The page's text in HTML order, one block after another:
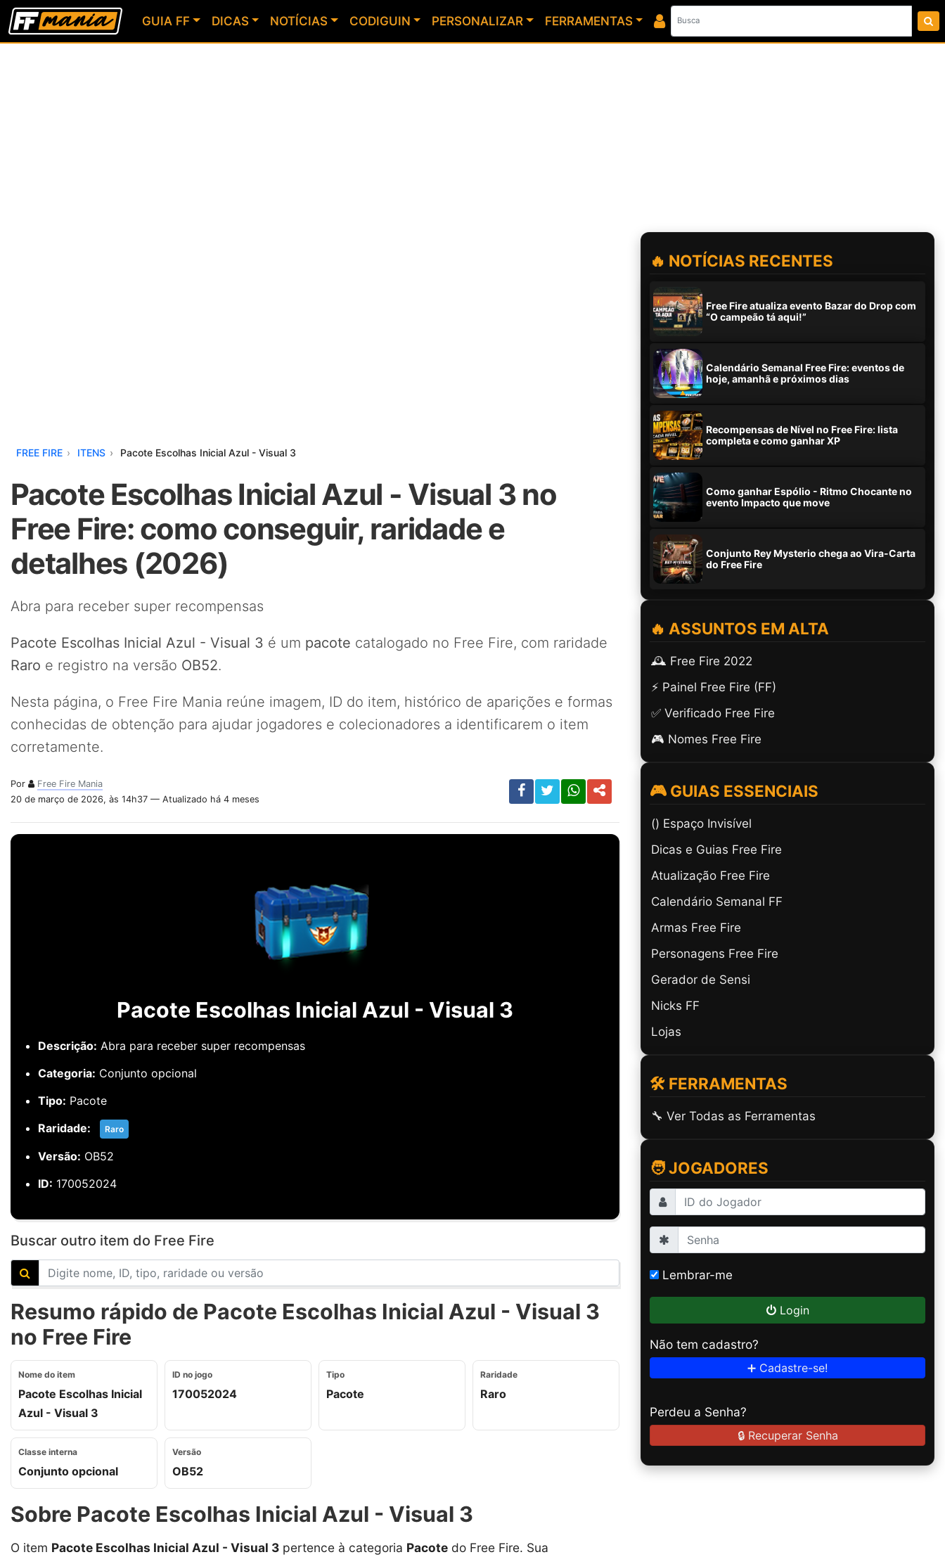
GUIA FF DICAS NOTÍCIAS CODIGUIN PERSONALIZAR FERRAMENTAS
FREE FIRE ITENS Pacote Escolhas Inicial Azul - Visual 3
Pacote Escolhas Inicial Azul - Visual 3 no
Free Fire: como conseguir, raridade e
detalhes (2026)
Abra para receber super recompensas
Pacote Escolhas Inicial Azul - Visual 3 é um pacote catalogado no Free Fire, com raridade
Raro e registro na versão OB52.
Nesta página, o Free Fire Mania reúne imagem, ID do item, histórico de aparições e formas
conhecidas de obtenção para ajudar jogadores e colecionadores a identificarem o item
corretamente.
Por
Free Fire Mania
20 de março de 2026, às 14h37 — Atualizado há 4 meses
Pacote Escolhas Inicial Azul - Visual 3
Descrição: Abra para receber super recompensas
Categoria: Conjunto opcional
Tipo: Pacote
Raridade:
Raro
Versão: OB52
ID: 170052024
Buscar outro item do Free Fire
Resumo rápido de Pacote Escolhas Inicial Azul - Visual 3
no Free Fire
Nome do item
Pacote Escolhas Inicial
Azul - Visual 3
ID no jogo
170052024
Tipo
Pacote
Raridade
Raro
Classe interna
Conjunto opcional
Versão
OB52
Sobre Pacote Escolhas Inicial Azul - Visual 3
O item Pacote Escolhas Inicial Azul - Visual 3 pertence à categoria Pacote do Free Fire. Sua
🔥 NOTÍCIAS RECENTES
Free Fire atualiza evento Bazar do Drop com
“O campeão tá aqui!”
Calendário Semanal Free Fire: eventos de
hoje, amanhã e próximos dias
Recompensas de Nível no Free Fire: lista
completa e como ganhar XP
Como ganhar Espólio - Ritmo Chocante no
evento Impacto que move
Conjunto Rey Mysterio chega ao Vira-Carta
do Free Fire
🔥 ASSUNTOS EM ALTA
🕰️ Free Fire 2022
⚡ Painel Free Fire (FF)
✅ Verificado Free Fire
🎮 Nomes Free Fire
🎮 GUIAS ESSENCIAIS
(ㅤ) Espaço Invisível
Dicas e Guias Free Fire
Atualização Free Fire
Calendário Semanal FF
Armas Free Fire
Personagens Free Fire
Gerador de Sensi
Nicks FF
Lojas
🛠️ FERRAMENTAS
🔧 Ver Todas as Ferramentas
🧑 JOGADORES
Lembrar-me
Login
Não tem cadastro?
➕ Cadastre-se!
Perdeu a Senha?
🔒 Recuperar Senha